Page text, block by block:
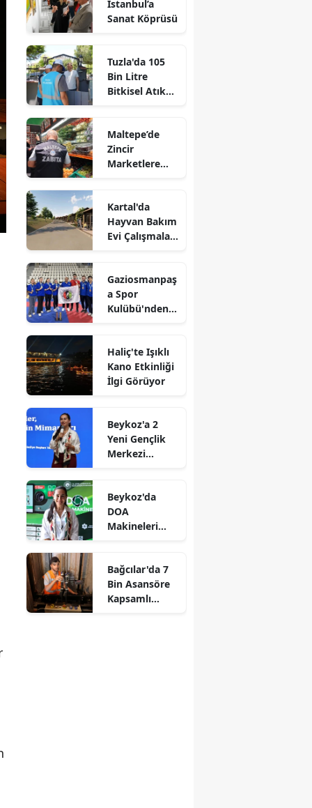
İstanbul’a
Sanat Köprüsü
Tuzla'da 105
Bin Litre
Bitkisel Atık
Maltepe’de
Zincir
Marketlere
Kartal'da
Hayvan Bakım
Evi Çalışmaları
Gaziosmanpaş
a Spor
Kulübü'nden
Haliç'te Işıklı
Kano Etkinliği
İlgi Görüyor
Beykoz'a 2
Yeni Gençlik
Merkezi
Beykoz'da
DOA
Makineleri
Bağcılar'da 7
Bin Asansöre
Kapsamlı